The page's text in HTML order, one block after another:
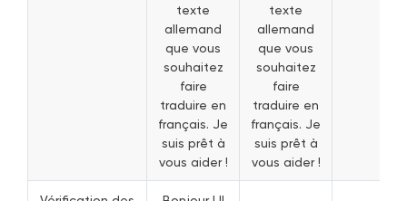
texte
allemand
que vous
souhaitez
faire
traduire en
français. Je
suis prêt à
vous aider !
texte
allemand
que vous
souhaitez
faire
traduire en
français. Je
suis prêt à
vous aider !